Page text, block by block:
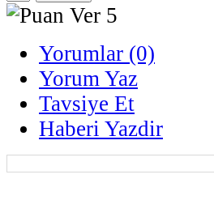
Yorumlar (0)
Yorum Yaz
Tavsiye Et
Haberi Yazdir